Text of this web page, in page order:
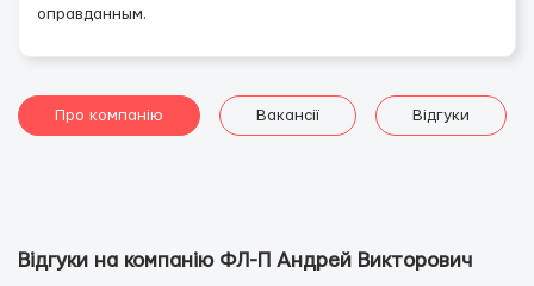
оправданным.
Про компанію Вакансії Відгуки
Відгуки на компанію ФЛ-П Андрей Викторович